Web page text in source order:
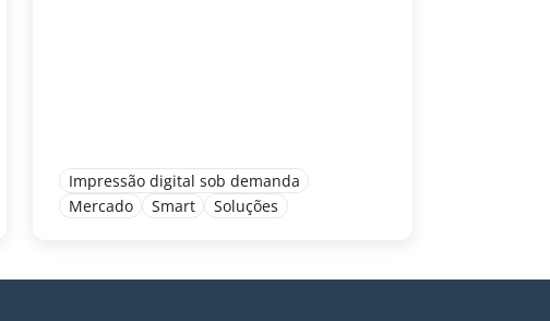
Impressão digital sob demanda
Mercado
Smart Soluções